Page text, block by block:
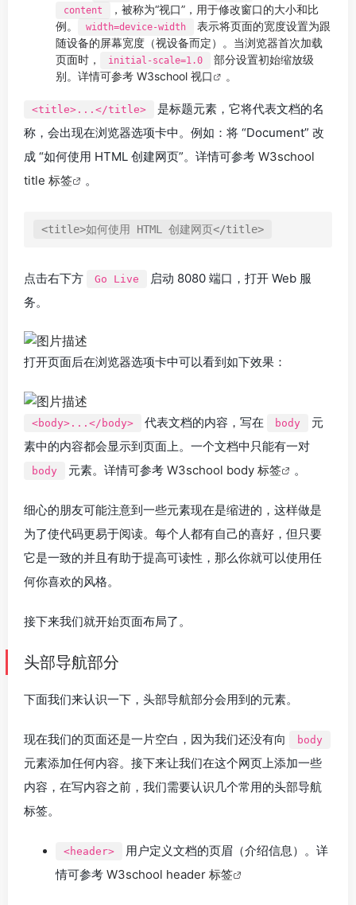
content
，被称为“视口”，用于修改窗口的大小和比
例。
width=device-width
表示将页面的宽度设置为跟
随设备的屏幕宽度（视设备而定）。当浏览器首次加载
页面时，
initial-scale=1.0
部分设置初始缩放级
别。详情可参考 W3school 视口 。
<title>...</title>
是标题元素，它将代表文档的名
称，会出现在浏览器选项卡中。例如：将 “Document” 改
成 “如何使用 HTML 创建网页”。详情可参考 W3school
title 标签
。
点击右下方 Go Live
启动 8080 端口，打开 Web 服
务。
打开页面后在浏览器选项卡中可以看到如下效果：
<body>...</body> 代表文档的内容，写在 body
元
素中的内容都会显示到页面上。一个文档中只能有一对
body 元素。详情可参考 W3school body 标签 。
细心的朋友可能注意到一些元素现在是缩进的，这样做是
为了使代码更易于阅读。每个人都有自己的喜好，但只要
它是一致的并且有助于提高可读性，那么你就可以使用任
何你喜欢的风格。
接下来我们就开始页面布局了。
头部导航部分
下面我们来认识一下，头部导航部分会用到的元素。
现在我们的页面还是一片空白，因为我们还没有向 body
元素添加任何内容。接下来让我们在这个网页上添加一些
内容，在写内容之前，我们需要认识几个常用的头部导航
标签。
<header>
用户定义文档的页眉（介绍信息）。详
情可参考 W3school header 标签